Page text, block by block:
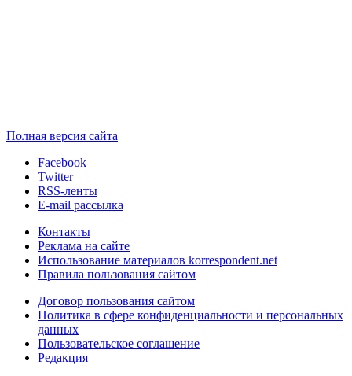
Полная версия сайта
Facebook
Twitter
RSS-ленты
E-mail рассылка
Контакты
Реклама на сайте
Использование материалов korrespondent.net
Правила пользования сайтом
Договор пользования сайтом
Политика в сфере конфиденциальности и персональных
данных
Пользовательское соглашение
Редакция